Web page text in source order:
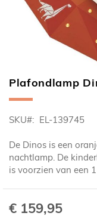
Ga
naar
begin
de
afbeeldingen-
gallerij
Plafondlamp
SKU EL-139745
De Dinos is een
nachtlamp. De
is voorzien van een
€ 159,95